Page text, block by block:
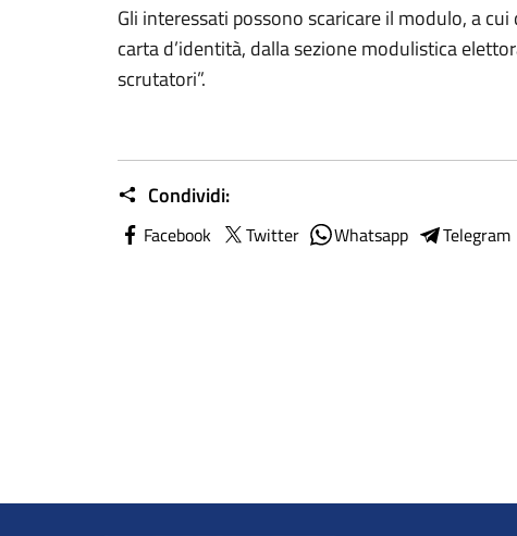
Gli interessati possono scaricare il modulo, a
carta d’identità, dalla sezione modulistica
scrutatori”.
Condividi:
Facebook Twitter Whatsapp Telegram